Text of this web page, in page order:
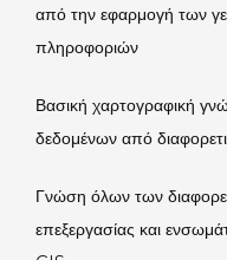
από την εφαρμογή των
πληροφοριών
Βασική χαρτογραφική
δεδομένων από
Γνώση όλων των
επεξεργασίας και